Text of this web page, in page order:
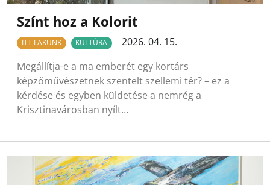
Színt hoz a Kolorit
ITT LAKUNK KULTÚRA
2026. 04. 15.
Megállítja-e a ma emberét egy kortárs
képzőművészetnek szentelt szellemi tér? – ez a
kérdése és egyben küldetése a nemrég a
Krisztinavárosban nyílt…